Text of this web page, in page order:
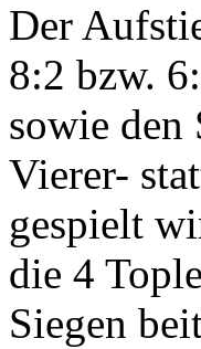
Der
8:2 bzw.
sowie
Vierer-
gespielt
die 4
Siegen